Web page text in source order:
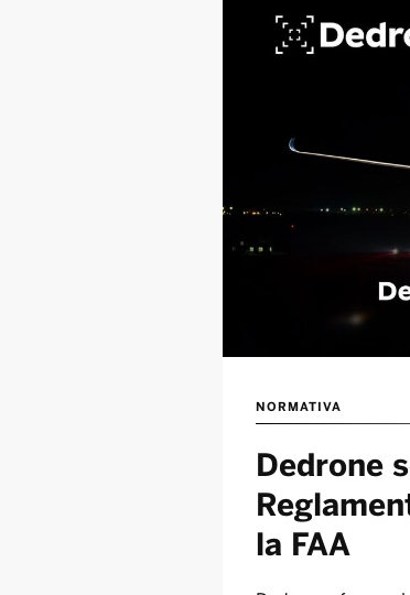
NORMATIVA
Dedrone
la FAA